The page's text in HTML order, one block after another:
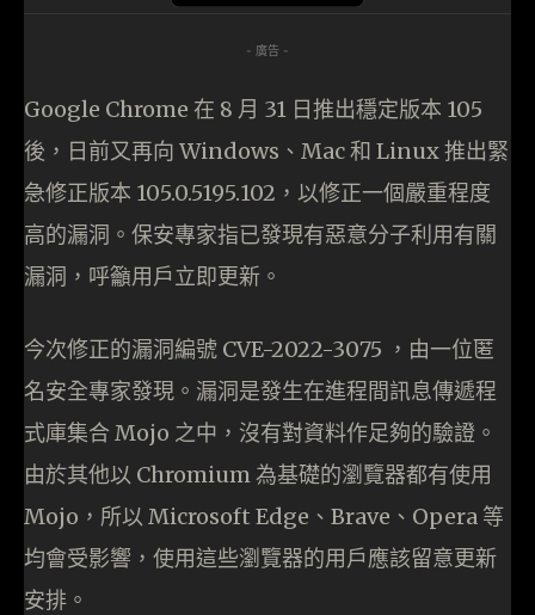
- 廣告 -
Google Chrome 在 8 月 31 日推出穩定版本 105
後，日前又再向 Windows、Mac 和 Linux 推出緊
急修正版本 105.0.5195.102，以修正一個嚴重程度
高的漏洞。保安專家指已發現有惡意分子利用有關
漏洞，呼籲用戶立即更新。
今次修正的漏洞編號 CVE-2022-3075 ，由一位匿
名安全專家發現。漏洞是發生在進程間訊息傳遞程
式庫集合 Mojo 之中，沒有對資料作足夠的驗證。
由於其他以 Chromium 為基礎的瀏覽器都有使用
Mojo，所以 Microsoft Edge、Brave、Opera 等
均會受影響，使用這些瀏覽器的用戶應該留意更新
安排。